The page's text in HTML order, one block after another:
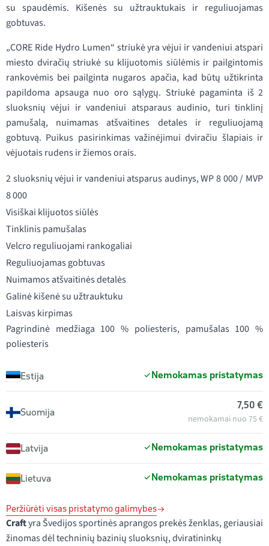
su spaudėmis. Kišenės su užtrauktukais ir reguliuojamas
gobtuvas.
„CORE Ride Hydro Lumen“ striukė yra vėjui ir vandeniui atspari
miesto dviračių striukė su klijuotomis siūlėmis ir pailgintomis
rankovėmis bei pailginta nugaros apačia, kad būtų užtikrinta
papildoma apsauga nuo oro sąlygų. Striukė pagaminta iš 2
sluoksnių vėjui ir vandeniui atsparaus audinio, turi tinklinį
pamušalą, nuimamas atšvaitines detales ir reguliuojamą
gobtuvą. Puikus pasirinkimas važinėjimui dviračiu šlapiais ir
vėjuotais rudens ir žiemos orais.
2 sluoksnių vėjui ir vandeniui atsparus audinys, WP 8 000 / MVP
8 000
Visiškai klijuotos siūlės
Tinklinis pamušalas
Velcro reguliuojami rankogaliai
Reguliuojamas gobtuvas
Nuimamos atšvaitinės detalės
Galinė kišenė su užtrauktuku
Laisvas kirpimas
Pagrindinė medžiaga 100 % poliesteris, pamušalas 100 %
poliesteris
Estija Nemokamas pristatymas
Suomija
7,50 €
nemokamai nuo 75 €
Latvija Nemokamas pristatymas
Lietuva Nemokamas pristatymas
Peržiūrėti visas pristatymo galimybes
Craftyra Švedijos sportinės aprangos prekės ženklas, geriausiai
žinomas dėl techninių bazinių sluoksnių, dviratininkų